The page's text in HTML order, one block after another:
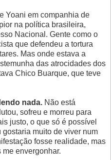
Yoani em companhia de
na política brasileira,
Nacional. Gente como o
que defendeu a tortura
Mas onde estava a
das atrocidades dos
Chico Buarque, que teve
nada. Não está
sofreu e morreu para
justo, o que só é possível
muito de viver num
fosse realidade, mas
envergonhar.